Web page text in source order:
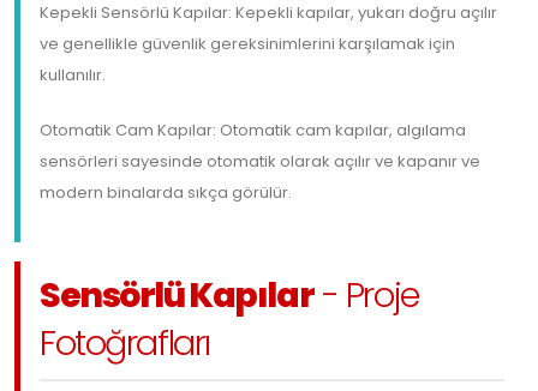
Kepekli Sensörlü Kapılar: Kepekli kapılar, yukarı doğru açılır
ve genellikle güvenlik gereksinimlerini karşılamak için
kullanılır.
Otomatik Cam Kapılar: Otomatik cam kapılar, algılama
sensörleri sayesinde otomatik olarak açılır ve kapanır ve
modern binalarda sıkça görülür.
Sensörlü Kapılar- Proje
Fotoğrafları